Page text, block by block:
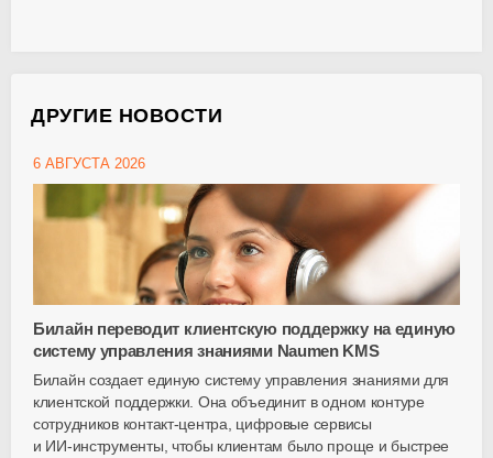
ДРУГИЕ НОВОСТИ
6 АВГУСТА 2026
Билайн переводит клиентскую поддержку на единую
систему управления знаниями Naumen KMS
Билайн создает единую систему управления знаниями для
клиентской поддержки. Она объединит в одном контуре
сотрудников контакт-центра , цифровые сервисы
и ИИ-инструменты , чтобы клиентам было проще и быстрее